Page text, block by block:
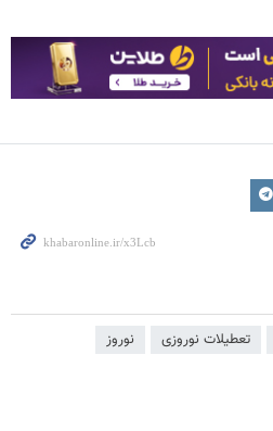
تعطیلات نوروزی
نوروز